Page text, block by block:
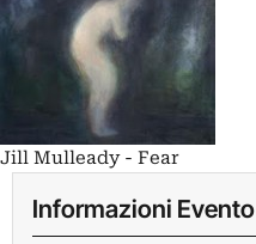
Jill Mulleady - Fear
Informazioni Evento